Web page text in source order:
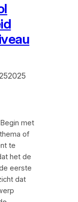
met
of
te
het de
eerste
dat